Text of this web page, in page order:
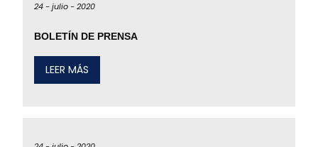
24 -julio -2020
BOLETÍN DE PRENSA
LEER MÁS